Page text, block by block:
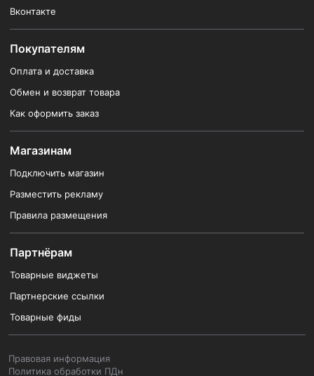
Вконтакте
Покупателям
Оплата и доставка
Обмен и возврат товара
Как оформить заказ
Магазинам
Подключить магазин
Разместить рекламу
Правила размещения
Партнёрам
Товарные виджеты
Партнерские ссылки
Товарные фиды
Правовая информация
Политика обработки ПДн